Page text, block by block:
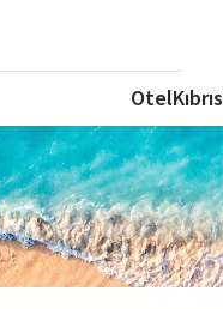
OtelKıbrıs